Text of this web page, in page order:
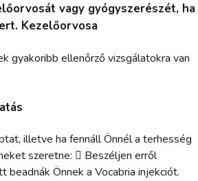
vagy gyógyszerészét, ha
Kezelőorvosa
gyakoribb ellenőrző vizsgálatokra van
illetve ha fennáll Önnél a terhesség
szeretne:  Beszéljen erről
beadnák Önnek a Vocabria injekciót.